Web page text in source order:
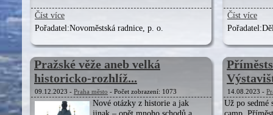
Číst více
Pořadatel:Novoměstská radnice, p. o.
Číst více
Pořadatel:
Pražské věže aneb velká
historicko-rozhlíž...
09.12.2023 - Praha město - Počet zobrazení: 1073
Nové otázky z historie a jak
14.08.2023 -
Už po sedmé